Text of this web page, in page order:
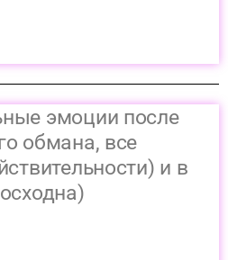
эмоции после
обмана, все
и в